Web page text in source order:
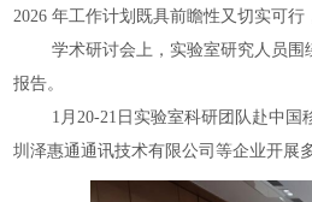
2026 年工作计划既具前瞻性又切实可
学术研讨会上，实验室研究人员围绕
报告。
1月20-21日实验室科研团队赴中国移
圳泽惠通通讯技术有限公司等企业开展